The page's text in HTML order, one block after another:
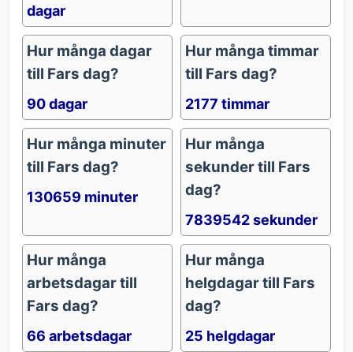
dagar
Hur många dagar
till Fars dag?
90 dagar
Hur många timmar
till Fars dag?
2177 timmar
Hur många minuter
till Fars dag?
130659 minuter
Hur många
sekunder till Fars
dag?
7839542 sekunder
Hur många
arbetsdagar till
Fars dag?
66 arbetsdagar
Hur många
helgdagar till Fars
dag?
25 helgdagar